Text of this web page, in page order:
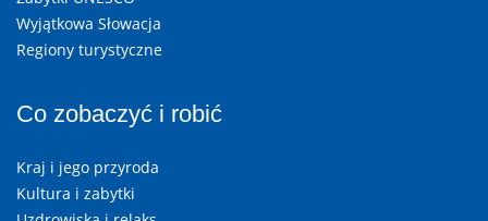
Wyjątkowa Słowacja
Regiony turystyczne
Co zobaczyć i robić
Kraj i jego przyroda
Kultura i zabytki